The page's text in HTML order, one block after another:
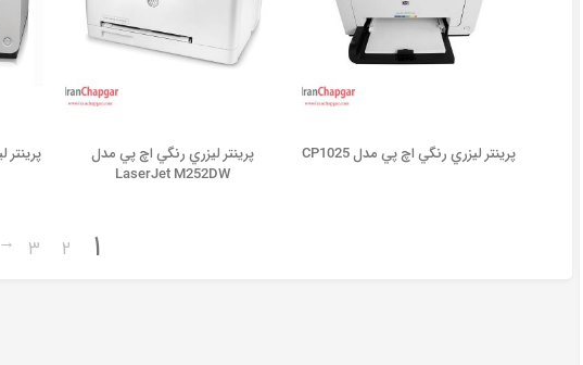
پرينتر ليزري رنگي اچ پي مدل CP1025
پرينتر ليزري رنگي اچ پي مدل
LaserJet M252DW
1
2
3
←